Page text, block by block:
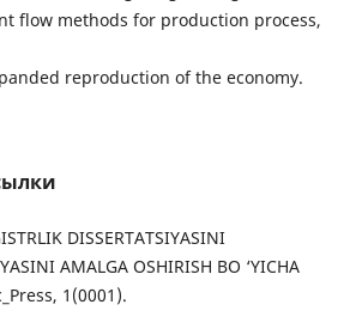
flow methods for production process,
reproduction of the economy.
DISSERTATSIYASINI
AMALGA OSHIRISH BO ‘YICHA
1(0001).